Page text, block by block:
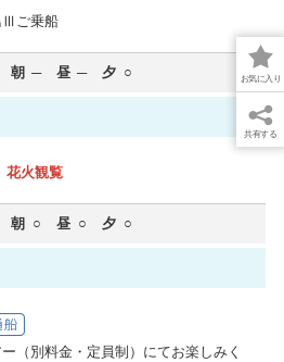
お気に入り
共有する
だける居住性を重視した船内で
の詳細を見る
ご乗船
朝 昼 夕
花火観覧
朝 昼 夕
（別料金・定員制）にてお楽しみく